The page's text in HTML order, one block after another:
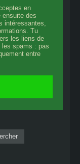
en
ensuite des
intéressantes,
Tu
les liens de
spams : pas
entre